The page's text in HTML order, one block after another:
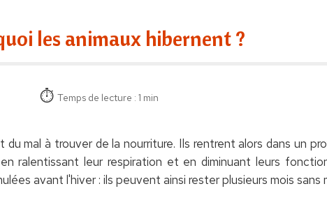
les animaux hibernent ?
Temps de lecture : 1 min
du mal à trouver de la nourriture. Ils rentrent alors dans un
ralentissant leur respiration et en diminuant leurs
avant l'hiver : ils peuvent ainsi rester plusieurs mois sans